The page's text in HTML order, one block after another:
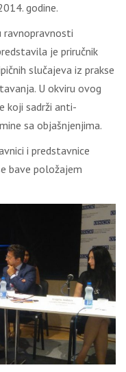
godine.
ravnopravnosti
je priručnik
slučajeva iz prakse
U okviru ovog
koji sadrži anti-
sa objašnjenjima.
i predstavnice
bave položajem